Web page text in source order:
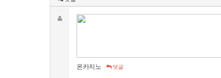
온카지노 댓글